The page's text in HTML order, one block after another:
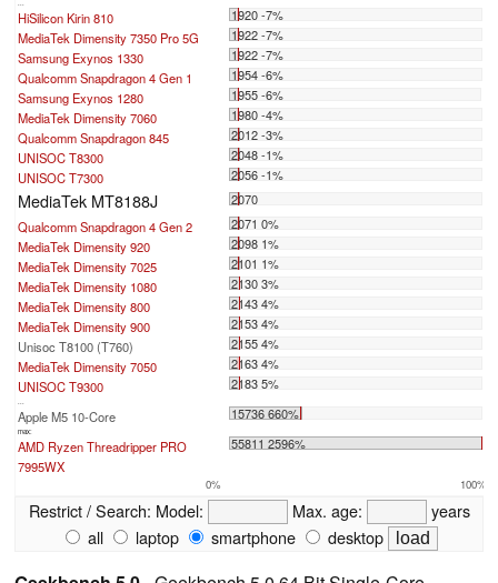
HiSilicon Kirin 810
1920 -7%
MediaTek Dimensity 7350 Pro 5G
1922 -7%
Samsung Exynos 1330
1922 -7%
Qualcomm Snapdragon 4 Gen 1
1954 -6%
Samsung Exynos 1280
1955 -6%
MediaTek Dimensity 7060
1980 -4%
Qualcomm Snapdragon 845
2012 -3%
UNISOC T8300
2048 -1%
UNISOC T7300
2056 -1%
MediaTek MT8188J
2070
Qualcomm Snapdragon 4 Gen 2
2071 0%
MediaTek Dimensity 920
2098 1%
MediaTek Dimensity 7025
2101 1%
MediaTek Dimensity 1080
2130 3%
MediaTek Dimensity 800
2143 4%
MediaTek Dimensity 900
2153 4%
Unisoc T8100 (T760)
2155 4%
MediaTek Dimensity 7050
2163 4%
UNISOC T9300
2183 5%
Apple M5 10-Core 15736 660%
max:
AMD Ryzen Threadripper PRO
7995WX
55811 2596%
0% 100%
Restrict / Search: Model: Max. age:
years
all
laptop smartphone desktop